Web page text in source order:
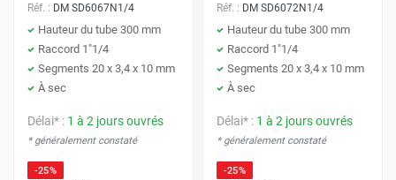
Réf. : DM SD6067N1/4
Hauteur du tube 300 mm
Raccord 1"1/4
Segments 20 x 3,4 x 10 mm
À sec
Délai* : 1 à 2 jours ouvrés
* généralement constaté
-25%
Réf. : DM SD6072N1/4
Hauteur du tube 300 mm
Raccord 1"1/4
Segments 20 x 3,4 x 10 mm
À sec
Délai* : 1 à 2 jours ouvrés
* généralement constaté
-25%